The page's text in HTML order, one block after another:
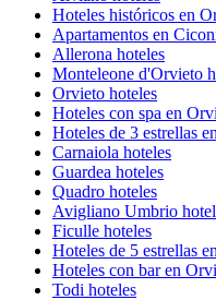
Hoteles históricos en
Apartamentos en
Allerona hoteles
Monteleone d'Orvieto
Orvieto hoteles
Hoteles con spa en
Hoteles de 3 estrellas
Carnaiola hoteles
Guardea hoteles
Quadro hoteles
Avigliano Umbrio
Ficulle hoteles
Hoteles de 5 estrellas
Hoteles con bar en
Todi hoteles